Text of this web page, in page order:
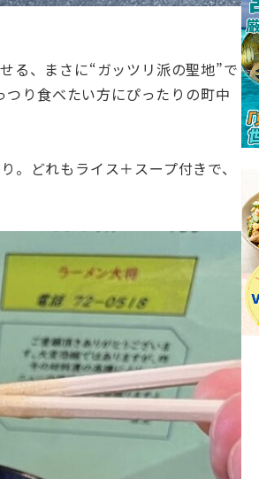
る、まさに“ガッツリ派の聖地”で
り食べたい方にぴったりの町中
どれもライス＋スープ付きで、